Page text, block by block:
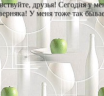
друзья! Сегодня у
У меня тоже так